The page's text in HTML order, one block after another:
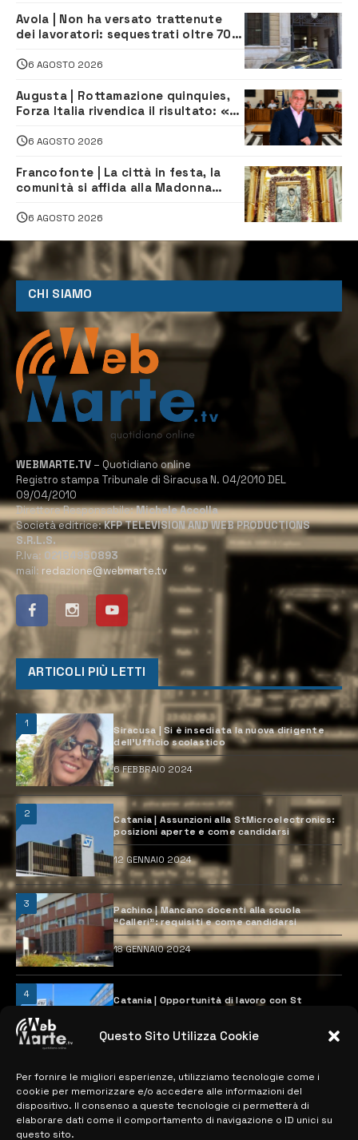
Questo Sito Utilizza Cookie
Per fornire le migliori esperienze, utilizziamo tecnologie come i
cookie per memorizzare e/o accedere alle informazioni del
dispositivo. Il consenso a queste tecnologie ci permetterà di
elaborare dati come il comportamento di navigazione o ID unici su
questo sito.
Avola | Non ha versato trattenute
dei lavoratori: sequestrati oltre 700
climatizzazione
6 AGOSTO 2026
Augusta | Rottamazione quinquies,
Forza Italia rivendica il risultato: «La
6 AGOSTO 2026
Francofonte | La città in festa, la
comunità si affida alla Madonna
6 AGOSTO 2026
CHI SIAMO
WEBMARTE.TV – Quotidiano online
Registro stampa Tribunale di Siracusa N. 04/2010 DEL
09/04/2010
Direttore Responsabile:Michele Accolla
Società editrice:KFP TELEVISION AND WEB PRODUCTIONS
S.R.L.S.
P.Iva: 02184950893
mail: redazione@webmarte.tv
ARTICOLI PIÙ LETTI
1
Siracusa | Si è insediata la nuova dirigente
dell’Ufficio scolastico
6 FEBBRAIO 2024
2
Catania | Assunzioni alla StMicroelectronics:
posizioni aperte e come candidarsi
12 GENNAIO 2024
3
Pachino | Mancano docenti alla scuola
“Calleri”: requisiti e come candidarsi
18 GENNAIO 2024
4
Catania | Opportunità di lavoro con St
28 MARZO 2024
MAPPA DEL SITO